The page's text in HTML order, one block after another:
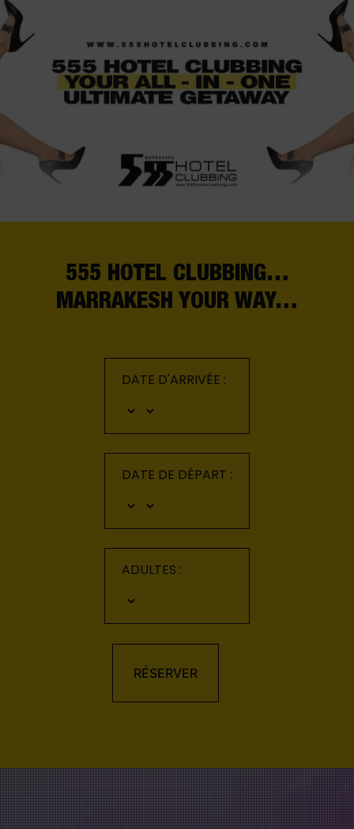
Skip
to
content
555 HOTEL CLUBBING…
MARRAKESH YOUR WAY…
DATE D'ARRIVÉE :
DATE DE DÉPART :
ADULTES :